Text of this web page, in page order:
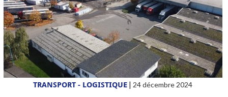
TRANSPORT - LOGISTIQUE | 24 décembre 2024